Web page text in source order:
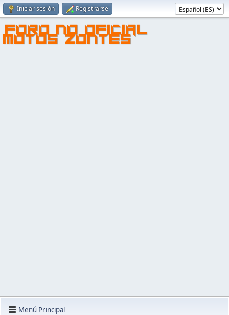
Iniciar sesión Registrarse
FORO NO OFICIAL
MOTOS ZONTES
Menú Principal